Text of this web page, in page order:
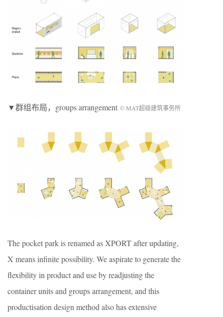
▼群组布局，groups arrangement © MAT超级建筑事务所
The pocket park is renamed as XPORT after updating,
X means infinite possibility. We aspirate to generate the
flexibility in product and use by readjusting the
container units and groups arrangement, and this
productisation design method also has extensive